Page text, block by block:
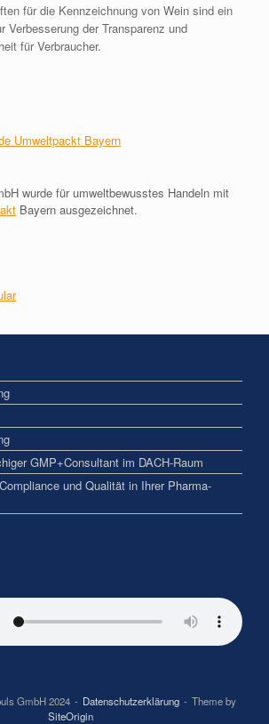
für die Kennzeichnung von Wein sind ein
Verbesserung der Transparenz und
für Verbraucher.
wurde für umweltbewusstes Handeln mit
Bayern ausgezeichnet.
GMP+Consultant im DACH-Raum
und Qualität in Ihrer Pharma-
GmbH 2024 Datenschutzerklärung
Theme by
SiteOrigin